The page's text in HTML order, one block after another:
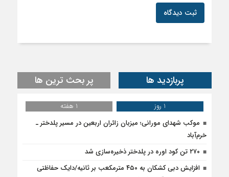
1 روز
خرم‌آباد
افزایش دبی کشکان به ۴۵۰ مترمکعب بر ثانیه/دایک حفاظتی
علت اصلی تاب آوری کشکان در قبال سیلاب است
برای احداث کانال سنگی شهر سراب حمام به ۴۰میلیارد تومان اعتبار
نیاز است
دشمن با جنگ رسانه‌ای به دنبال نابودی امید و اعتماد مردم است
پلدختر، گذرگاه عاشقان اباعبدالله
خدمت عاشقانه به زائران اربعین در گرمای ۴۵ درجه پلدختر